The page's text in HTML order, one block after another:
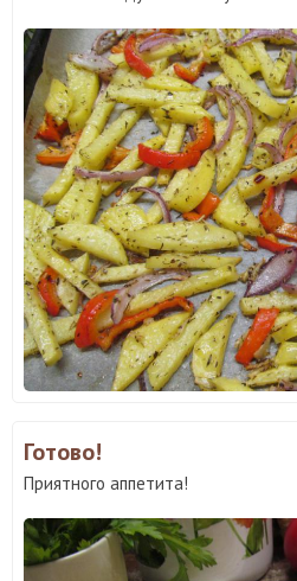
Готово!
Приятного аппетита!